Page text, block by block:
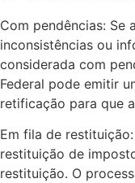
Com pendências: Se
inconsistências ou
considerada com
Federal pode emitir
retificação para que
Em fila de
restituição de
restituição. O